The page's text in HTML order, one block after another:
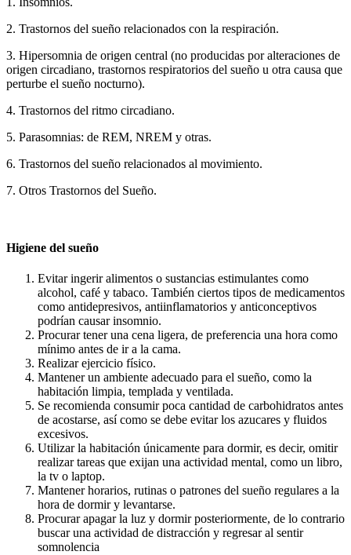
2. Trastornos del sueño relacionados con la respiración.
3. Hipersomnia de origen central (no producidas por alteraciones de
origen circadiano, trastornos respiratorios del sueño u otra causa que
perturbe el sueño nocturno).
4. Trastornos del ritmo circadiano.
5. Parasomnias: de REM, NREM y otras.
6. Trastornos del sueño relacionados al movimiento.
7. Otros Trastornos del Sueño.
Higiene del sueño
Evitar ingerir alimentos o sustancias estimulantes como
alcohol, café y tabaco. También ciertos tipos de medicamentos
como antidepresivos, antiinflamatorios y anticonceptivos
podrían causar insomnio.
Procurar tener una cena ligera, de preferencia una hora como
mínimo antes de ir a la cama.
Realizar ejercicio físico.
Mantener un ambiente adecuado para el sueño, como la
habitación limpia, templada y ventilada.
Se recomienda consumir poca cantidad de carbohidratos antes
de acostarse, así como se debe evitar los azucares y fluidos
excesivos.
Utilizar la habitación únicamente para dormir, es decir, omitir
realizar tareas que exijan una actividad mental, como un libro,
la tv o laptop.
Mantener horarios, rutinas o patrones del sueño regulares a la
hora de dormir y levantarse.
Procurar apagar la luz y dormir posteriormente, de lo contrario
buscar una actividad de distracción y regresar al sentir
somnolencia